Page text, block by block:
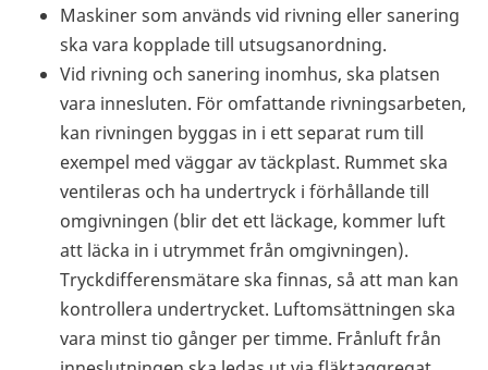
Maskiner som används vid rivning eller sanering
ska vara kopplade till utsugsanordning.
Vid rivning och sanering inomhus, ska platsen
vara innesluten. För omfattande rivningsarbeten,
kan rivningen byggas in i ett separat rum till
exempel med väggar av täckplast. Rummet ska
ventileras och ha undertryck i förhållande till
omgivningen (blir det ett läckage, kommer luft
att läcka in i utrymmet från omgivningen).
Tryckdifferensmätare ska finnas, så att man kan
kontrollera undertrycket. Luftomsättningen ska
vara minst tio gånger per timme. Frånluft från